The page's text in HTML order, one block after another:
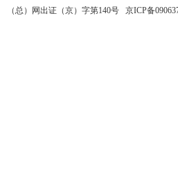
（总）网出证（京）字第140号 京ICP备